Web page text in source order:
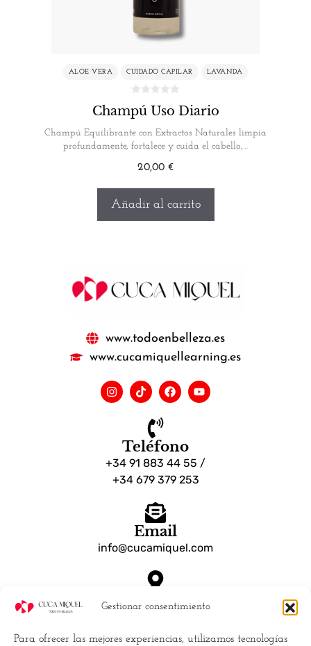
Gestionar consentimiento
Para ofrecer las mejores experiencias, utilizamos tecnologías
ALOE VERA CUIDADO CAPILAR LAVANDA
Champú Uso Diario
Champú Equilibrante con Extractos Naturales limpia
profundamente, fortalece y cuida el cabello,…
20,00 €
Añadir al carrito
www.todoenbelleza.es
www.cucamiquellearning.es
Teléfono
+34 91 883 44 55 /
+34 679 379 253
Email
info@cucamiquel.com
Dónde estamos
Calle Luchana, 25 28010 Madrid España